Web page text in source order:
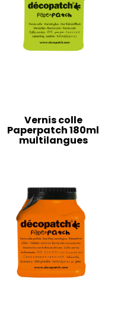
Vernis colle
Paperpatch 180ml
multilangues